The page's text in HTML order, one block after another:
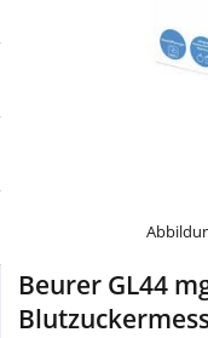
Täglich gut versorgt
Nahrungsergänzung
Natur &
Beurer GL44